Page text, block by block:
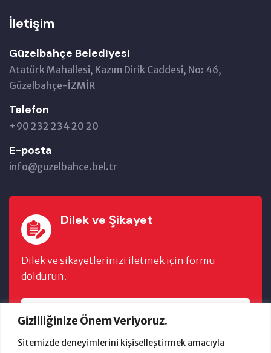
Gizliliğinize Önem Veriyoruz.
Sitemizde deneyimlerini kişiselleştirmek amacıyla
İletişim
Güzelbahçe Belediyesi
Atatürk Mahallesi, Kazım Dirik Caddesi, No: 46,
Güzelbahçe-İZMİR
Telefon
+90 232 234 20 20
E-posta
info@guzelbahce.bel.tr
Dilek ve Şikayet
Dilek ve şikayetlerinizi iletmek için formu
doldurun.